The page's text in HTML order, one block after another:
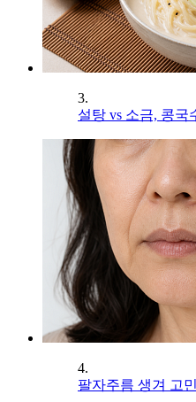
3.
설탕 vs 소금, 콩국
4.
팔자주름 생겨 고